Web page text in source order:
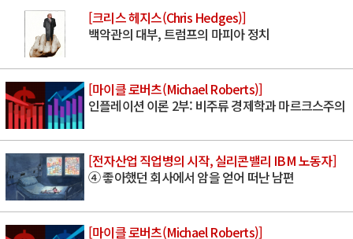
[크리스 헤지스(Chris Hedges)]
백악관의 대부, 트럼프의 마피아 정치
[마이클 로버츠(Michael Roberts)]
인플레이션 이론 2부: 비주류 경제학과 마르크스주의
[전자산업 직업병의 시작, 실리콘밸리 IBM 노동자]
④ 좋아했던 회사에서 암을 얻어 떠난 남편
[마이클 로버츠(Michael Roberts)]